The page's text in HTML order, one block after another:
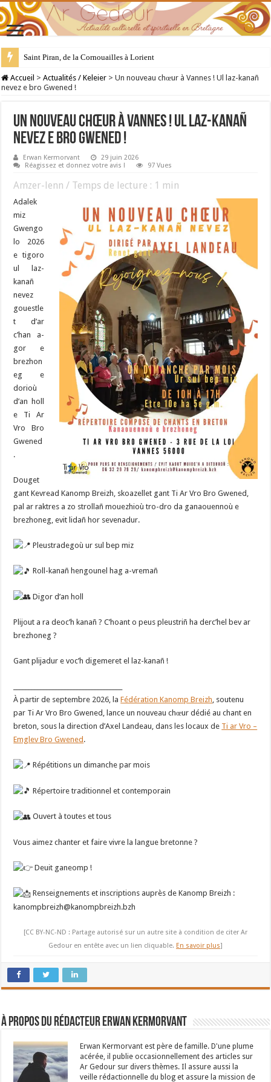
Saint Piran, de la Cornouailles à Lorient
28 juillet : Saint Samson de Dol, père de la Bretagne chrétienne
Accueil > Actualités / Keleier > Un nouveau chœur à Vannes ! Ul laz-kanañ
nevez e bro Gwened !
Un nouveau chœur à Vannes ! Ul laz-kanañ
nevez e bro Gwened !
Erwan Kermorvant
29 juin 2026
Réagissez et donnez votre avis !
97 Vues
Amzer-lenn / Temps de lecture : 1 min
Adalek
miz
Gwengo
lo 2026
e tigoro
ul laz-
kanañ
nevez
gouestle
t d’ar
c’han a-
gor e
brezhon
eg e
dorioù
d’an holl
e Ti Ar
Vro Bro
Gwened
.
Douget
gant Kevread Kanomp Breizh, skoazellet gant Ti Ar Vro Bro Gwened,
pal ar raktres a zo strollañ mouezhioù tro-dro da ganaouennoù e
brezhoneg, evit lidañ hor sevenadur.
Pleustradegoù ur sul bep miz
Roll-kanañ hengounel hag a-vremañ
Digor d’an holl
Plijout a ra deoc’h kanañ ? C’hoant o peus pleustriñ ha derc’hel bev ar
brezhoneg ?
Gant plijadur e voc’h digemeret el laz-kanañ !
À partir de septembre 2026, laFédération Kanomp Breizh, soutenu
par Ti Ar Vro Bro Gwened, lance un nouveau chœur dédié au chant en
breton, sous la direction d’Axel Landeau, dans les locaux de Ti ar Vro –
Emglev Bro Gwened .
Répétitions un dimanche par mois
Répertoire traditionnel et contemporain
Ouvert à toutes et tous
Vous aimez chanter et faire vivre la langue bretonne ?
Deuit ganeomp !
Renseignements et inscriptions auprès de Kanomp Breizh :
kanompbreizh@kanompbreizh.bzh
[CC BY-NC-ND : Partage autorisé sur un autre site à condition de citer Ar
Gedour en entête avec un lien cliquable. En savoir plus]
À propos du rédacteur Erwan Kermorvant
Erwan Kermorvant est père de famille. D'une plume
acérée, il publie occasionnellement des articles sur
Ar Gedour sur divers thèmes. Il assure aussi la
veille rédactionnelle du blog et assure la mission de